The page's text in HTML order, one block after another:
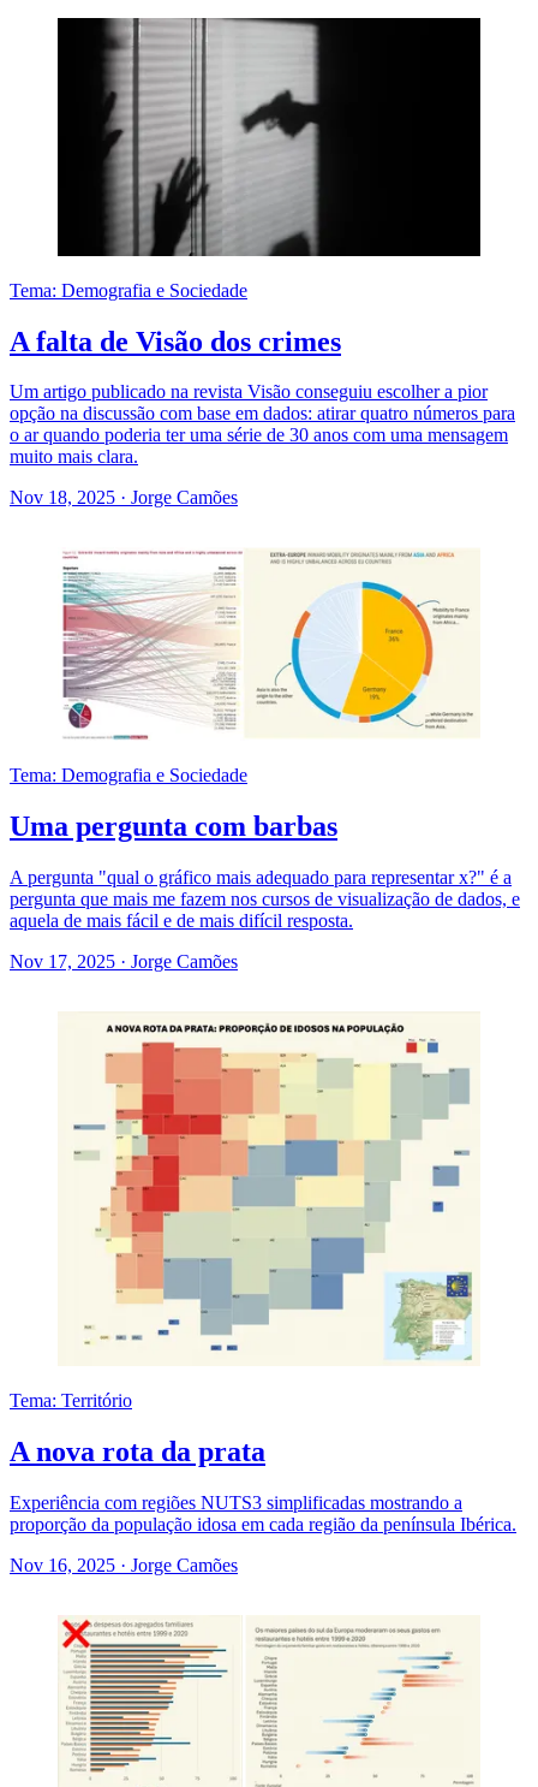
Tema: Demografia e Sociedade
A falta de Visão dos crimes
Um artigo publicado na revista Visão conseguiu escolher a pior
opção na discussão com base em dados: atirar quatro números para
o ar quando poderia ter uma série de 30 anos com uma mensagem
muito mais clara.
Nov 18, 2025 · Jorge Camões
Tema: Demografia e Sociedade
Uma pergunta com barbas
A pergunta "qual o gráfico mais adequado para representar x?" é a
pergunta que mais me fazem nos cursos de visualização de dados, e
aquela de mais fácil e de mais difícil resposta.
Nov 17, 2025 · Jorge Camões
Tema: Território
A nova rota da prata
Experiência com regiões NUTS3 simplificadas mostrando a
proporção da população idosa em cada região da península Ibérica.
Nov 16, 2025 · Jorge Camões